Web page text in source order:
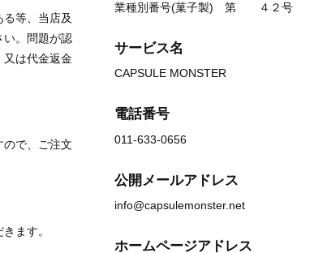
等、当店及
い。問題が認
は代金返金
で、ご注文
ます。
業種別番号(菓子製) 第 ４２号
サービス名
CAPSULE MONSTER
電話番号
011-633-0656
公開メールアドレス
info@capsulemonster.net
ホームページアドレス